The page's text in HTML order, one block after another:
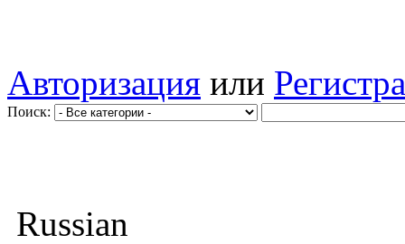
Авторизация или
Поиск:
Russian